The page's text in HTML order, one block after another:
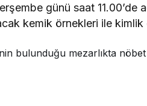
günü saat 11.00’de
kemik örnekleri ile kimlik